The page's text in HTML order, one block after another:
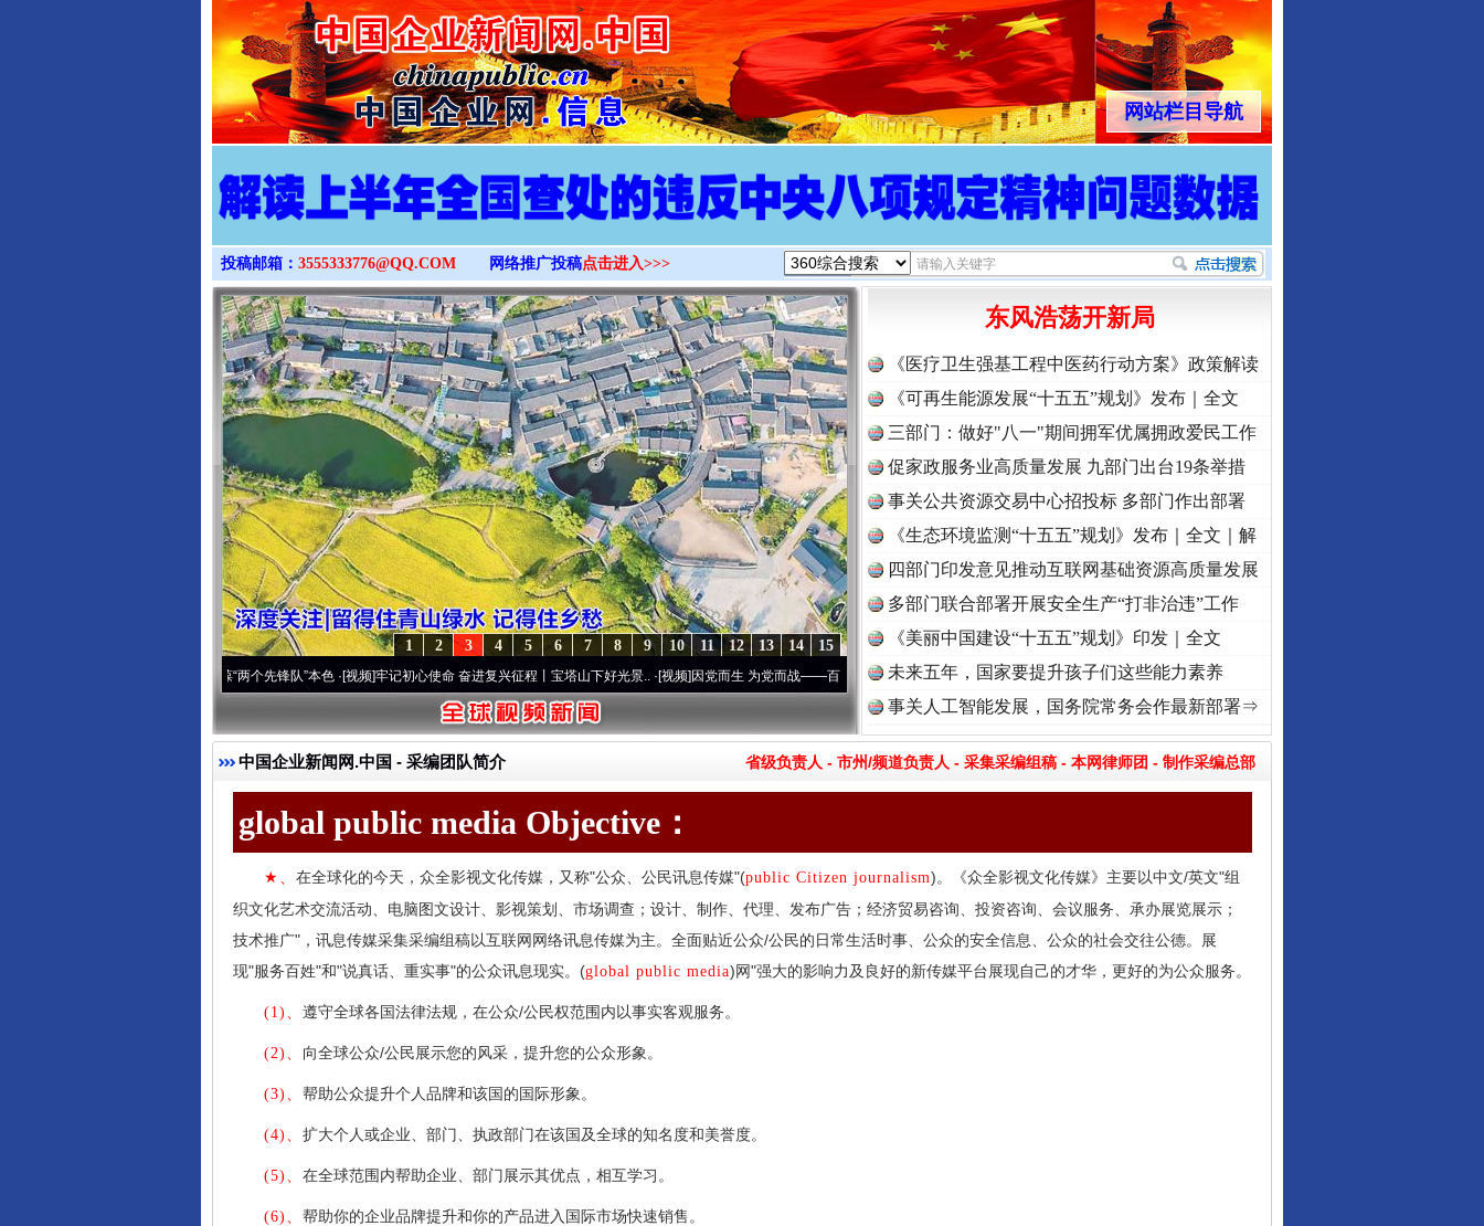
>
网站栏目导航
投稿邮箱： 3555333776@QQ.COM 网络推广投稿点击进入>>>
15
14
13
12
11
10
9
8
7
6
5
4
3
2
1
永葆“两个先锋队”本色·[视频]牢记初心使命 奋进复兴征程丨宝塔山下好光景..·[视频]因党而生 为党而战——百年“纪”事⑧加强纪律..·[视频]牢记初心使命 奋进复兴征程丨“转折之城”激荡..·[视频]
东风浩荡开新局
《医疗卫生强基工程中医药行动方案》政策解读
《可再生能源发展“十五五”规划》发布｜全文
三部门：做好"八一"期间拥军优属拥政爱民工作
促家政服务业高质量发展 九部门出台19条举措
事关公共资源交易中心招投标 多部门作出部署
《生态环境监测“十五五”规划》发布｜全文｜解
读
四部门印发意见推动互联网基础资源高质量发展
多部门联合部署开展安全生产“打非治违”工作
《美丽中国建设“十五五”规划》印发｜全文
未来五年，国家要提升孩子们这些能力素养
事关人工智能发展，国务院常务会作最新部署⇒
中国企业新闻网.中国 - 采编团队简介 省级负责人 - 市州/频道负责人 - 采集采编组稿 - 本网律师团 - 制作采编总部
global public media Objective：
★、 在全球化的今天，众全影视文化传媒，又称"公众、公民讯息传媒"(public Citizen journalism)。《众全影视文化传媒》主要以中文/英文"组
织文化艺术交流活动、电脑图文设计、影视策划、市场调查；设计、制作、代理、发布广告；经济贸易咨询、投资咨询、会议服务、承办展览展示；
技术推广"，讯息传媒采集采编组稿以互联网网络讯息传媒为主。全面贴近公众/公民的日常生活时事、公众的安全信息、公众的社会交往公德。展
现"服务百姓"和"说真话、重实事"的公众讯息现实。(global public media)网"强大的影响力及良好的新传媒平台展现自己的才华，更好的为公众服务。
(1)、 遵守全球各国法律法规，在公众/公民权范围内以事实客观服务。
(2)、 向全球公众/公民展示您的风采，提升您的公众形象。
(3)、 帮助公众提升个人品牌和该国的国际形象。
(4)、 扩大个人或企业、部门、执政部门在该国及全球的知名度和美誉度。
(5)、 在全球范围内帮助企业、部门展示其优点，相互学习。
(6)、 帮助你的企业品牌提升和你的产品进入国际市场快速销售。